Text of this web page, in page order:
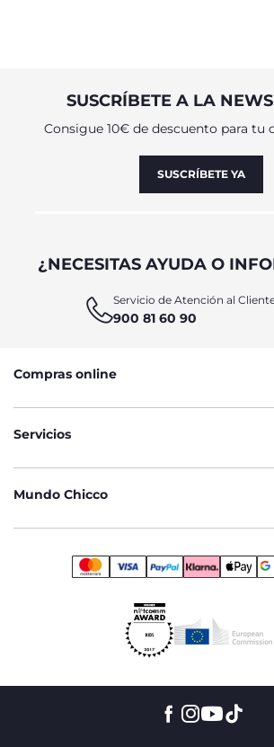
SUSCRÍBETE A LA
Consigue 10€ de descuento para tu
SUSCRÍBETE YA
¿NECESITAS AYUDA O
Servicio de Atención al
900 81 60 90
Compras online
Servicios
Mundo Chicco